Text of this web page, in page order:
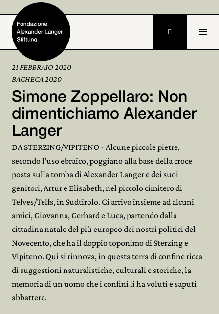
Home
Fondazione
Attività e progetti
Alexander Langer
Archivio
Partecipa

21 FEBBRAIO 2020
BACHECA 2020
Simone Zoppellaro: Non
dimentichiamo Alexander
Langer
DA STERZING/VIPITENO - Alcune piccole pietre,
secondo l'uso ebraico, poggiano alla base della croce
posta sulla tomba di Alexander Langer e dei suoi
genitori, Artur e Elisabeth, nel piccolo cimitero di
Telves/Telfs, in Sudtirolo. Ci arrivo insieme ad alcuni
amici, Giovanna, Gerhard e Luca, partendo dalla
cittadina natale del più europeo dei nostri politici del
Novecento, che ha il doppio toponimo di Sterzing e
Vipiteno. Qui si rinnova, in questa terra di confine ricca
di suggestioni naturalistiche, culturali e storiche, la
memoria di un uomo che i confini li ha voluti e saputi
abbattere.